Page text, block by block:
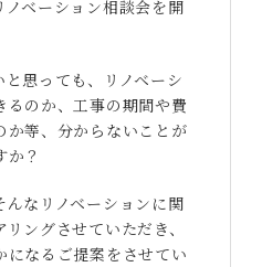
ベーション相談会を開
と思っても、リノベーシ
るのか、工事の期間や費
か等、分からないことが
か？
なリノベーションに関
ングさせていただき、
になるご提案をさせてい